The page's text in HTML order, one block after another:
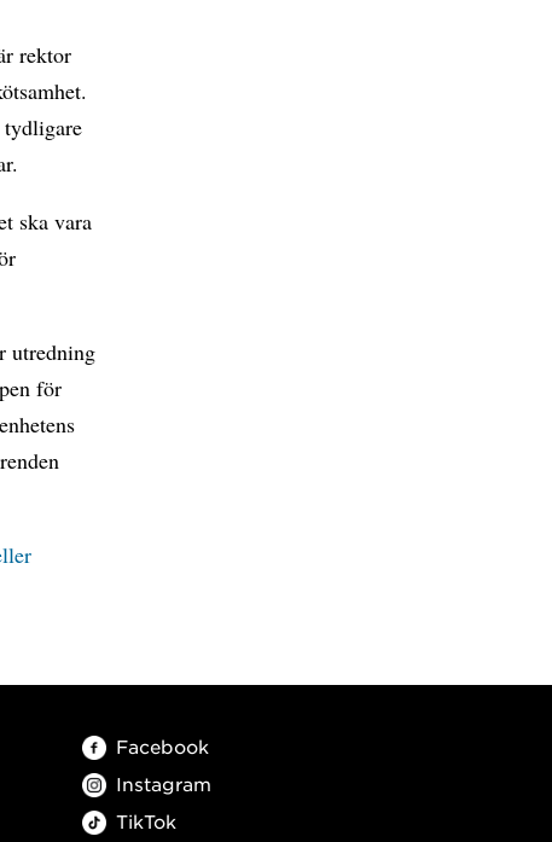
rektor
tydligare
ska vara
utredning
för
Facebook
Instagram
TikTok